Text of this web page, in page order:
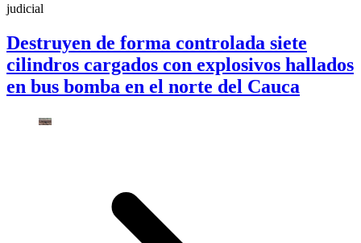
judicial
Destruyen de forma controlada siete
cilindros cargados con explosivos hallados
en bus bomba en el norte del Cauca